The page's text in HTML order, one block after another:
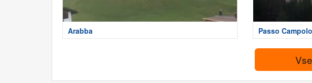
Arabba Passo